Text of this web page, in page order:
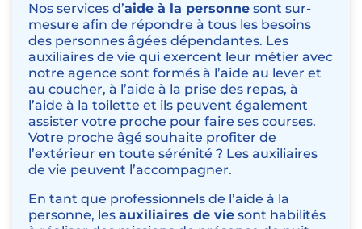
Nos services d’aide à la personne sont sur-
mesure afin de répondre à tous les besoins
des personnes âgées dépendantes. Les
auxiliaires de vie qui exercent leur métier avec
notre agence sont formés à l’aide au lever et
au coucher, à l’aide à la prise des repas, à
l’aide à la toilette et ils peuvent également
assister votre proche pour faire ses courses.
Votre proche âgé souhaite profiter de
l’extérieur en toute sérénité ? Les auxiliaires
de vie peuvent l’accompagner.
En tant que professionnels de l’aide à la
personne, les auxiliaires de vie sont habilités